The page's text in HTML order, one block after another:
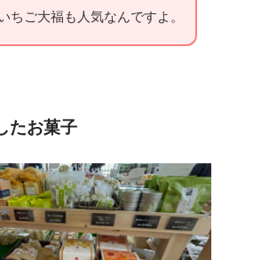
ちご大福も人気なんですよ。
たお菓子